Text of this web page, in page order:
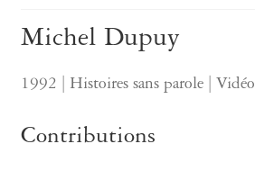
Boutique
Michel Dupuy
1992 | Histoires sans parole | Vidéo
Contributions